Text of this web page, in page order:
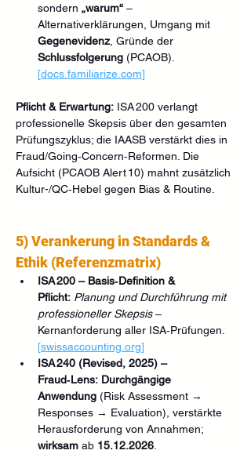
sondern „warum“ –
Alternativerklärungen, Umgang mit
Gegenevidenz , Gründe der
Schlussfolgerung (PCAOB).
[docs.familiarize.com]
Pflicht & Erwartung: ISA 200 verlangt
professionelle Skepsis über den gesamten
Prüfungszyklus; die IAASB verstärkt dies in
Fraud/Going‑Concern‑Reformen. Die
Aufsicht (PCAOB Alert 10) mahnt zusätzlich
Kultur-/QC‑Hebel gegen Bias & Routine.
5) Verankerung in Standards &
Ethik (Referenzmatrix)
ISA 200 – Basis‑Definition &
Pflicht: Planung und Durchführung mit
professioneller Skepsis –
Kernanforderung aller ISA‑Prüfungen.
[swissaccounting.org]
ISA 240 (Revised, 2025) –
Fraud‑Lens: Durchgängige
Anwendung (Risk Assessment →
Responses → Evaluation), verstärkte
Herausforderung von Annahmen;
wirksam ab 15.12.2026